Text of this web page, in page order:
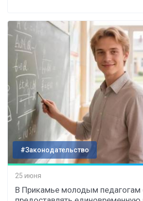
#Законодательство
25 июня
В Прикамье молодым педагогам